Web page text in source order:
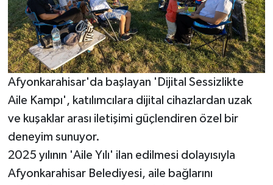
Afyonkarahisar'da başlayan 'Dijital Sessizlikte
Aile Kampı', katılımcılara dijital cihazlardan uzak
ve kuşaklar arası iletişimi güçlendiren özel bir
deneyim sunuyor.
2025 yılının 'Aile Yılı' ilan edilmesi dolayısıyla
Afyonkarahisar Belediyesi, aile bağlarını